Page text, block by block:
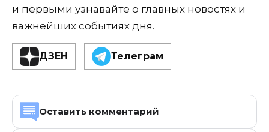
и первыми узнавайте о главных новостях и
важнейших событиях дня.
ДЗЕН Телеграм
Оставить комментарий